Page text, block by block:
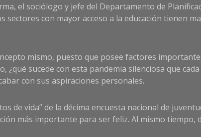
el sociólogo y jefe del Departamento de
sectores con mayor acceso a la educación tienen
mismo, puesto que posee factores
sucede con esta pandemia silenciosa que
con sus aspiraciones personales.
de vida” de la décima encuesta nacional de
más importante para ser feliz. Al mismo tiempo,